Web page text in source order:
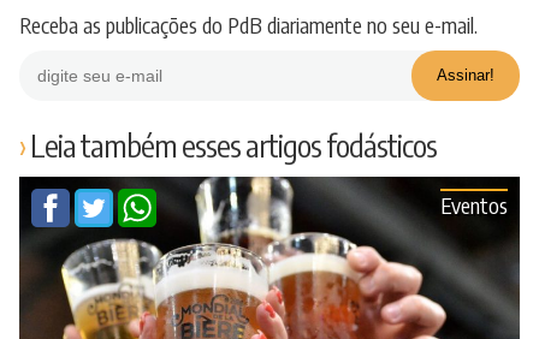
Receba as publicações do PdB diariamente no seu e-mail.
Leia também esses artigos fodásticos
Eventos